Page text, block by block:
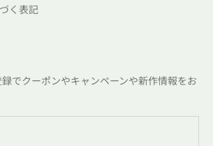
く表記
でクーポンやキャンペーンや新作情報をお